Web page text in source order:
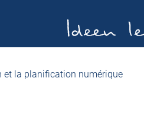
et la planification numérique